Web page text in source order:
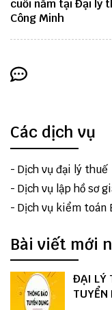
cuối năm tại Đại lý
Công Minh
Các dịch vụ
- Dịch vụ đại lý thuế
- Dịch vụ lập hồ sơ
- Dịch vụ kiểm toán
Bài viết mới
ĐẠI LÝ
TUYỂN